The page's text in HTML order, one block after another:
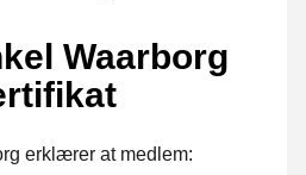
Waarborg
erklærer at medlem: